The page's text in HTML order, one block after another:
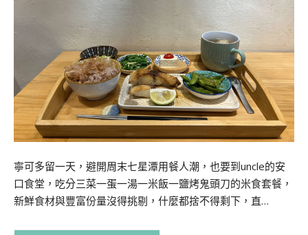
寧可多留一天，避開周末七星潭用餐人潮，也要到uncle的安
口食堂，吃分三菜一蛋一湯一米飯一鹽烤鬼頭刀的米食套餐，
新鮮食材與豐富份量沒得挑剔，什麼都捨不得剩下，直…